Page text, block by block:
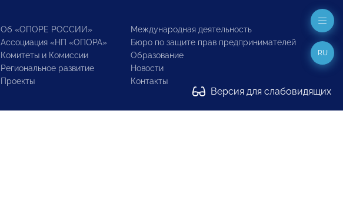
Об «ОПОРЕ РОССИИ»
Ассоциация «НП «ОПОРА»
Комитеты и Комиссии
Региональное развитие
Проекты
Международная деятельность
Бюро по защите прав предпринимателей
Образование
Новости
Контакты
Версия для слабовидящих
RU